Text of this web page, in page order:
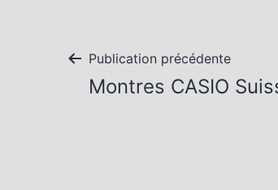
Navigation
de
Publication précédente
Montres CASIO